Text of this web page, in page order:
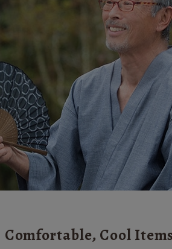
Comfortable, Cool